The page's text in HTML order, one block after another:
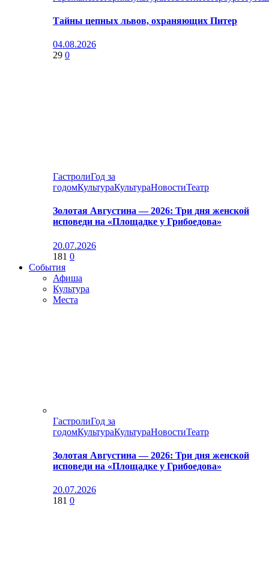
Тайны цепных львов, охраняющих Питер
04.08.2026
29 0
ГастролиГод за
годомКультураКультураНовостиТеатр
Золотая Августина — 2026: Три дня женской
исповеди на «Площадке у Грибоедова»
20.07.2026
181 0
События
Афиша
Культура
Места
ГастролиГод за
годомКультураКультураНовостиТеатр
Золотая Августина — 2026: Три дня женской
исповеди на «Площадке у Грибоедова»
20.07.2026
181 0